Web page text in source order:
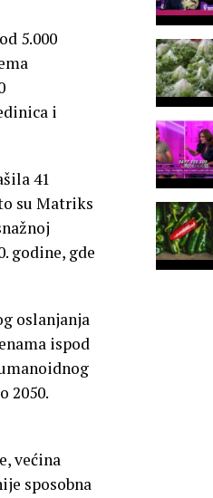
5.000
i
41
su Matriks
godine, gde
oslanjanja
ispod
2050.
većina
sposobna